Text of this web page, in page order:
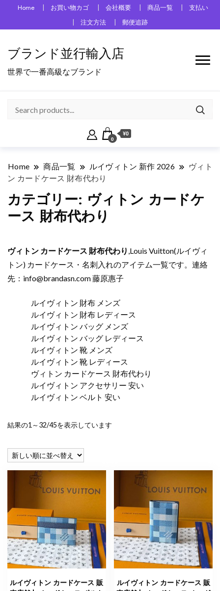
Home お買い物カゴ 会社概要 商品一覧
支払い
注文方法
郵便追跡
ブランド並行輸入店
世界で一番高級なブランド
0
¥0
Home 商品一覧 ルイヴィトン 新作 2026
ヴィト
ン カードケース 財布代わり
カテゴリー: ヴィトン カードケ
ース 財布代わり
ヴィトン カードケース 財布代わり ,Louis Vuitton(ルイヴィ
トン) カードケース・名刺入れのアイテム一覧です。連絡
先： info@brandasn.com藤原惠子
ルイヴィトン 財布 メンズ
ルイヴィトン 財布 レディース
ルイヴィトン バッグ メンズ
ルイヴィトン バッグ レディース
ルイヴィトン 靴 メンズ
ルイヴィトン 靴 レディース
ヴィトン カードケース 財布代わり
ルイヴィトン アクセサリー 安い
ルイヴィトン ベルト 安い
結果の1～32/45を表示しています
ルイヴィトン カードケース 販
ルイヴィトン カードケース 販